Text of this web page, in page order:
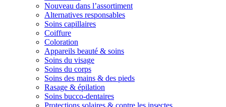
Nouveau dans l’assortiment
Alternatives responsables
Soins capillaires
Coiffure
Coloration
Appareils beauté & soins
Soins du visage
Soins du corps
Soins des mains & des pieds
Rasage & épilation
Soins bucco-dentaires
Protections solaires & contre les insectes